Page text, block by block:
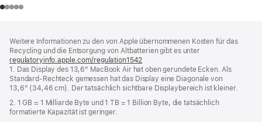
Weitere Informationen zu den von Apple übernommenen Kosten für das
Recycling und die Entsorgung von Altbatterien gibt es unter
regulatoryinfo.apple.com/regulation1542
ein
neues
Fenster)
1. Das Display des 13,6" MacBook Air hat oben gerundete Ecken. Als
Standard-Rechteck gemessen hat das Display eine Diagonale von
13,6" (34,46 cm). Der tatsächlich sichtbare Displaybereich ist kleiner.
2. 1 GB = 1 Milliarde Byte und 1 TB = 1 Billion Byte, die tatsächlich
formatierte Kapazität ist geringer.